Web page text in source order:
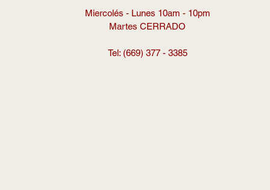
Miercolés - Lunes 10am - 10pm
Martes CERRADO
Tel: (669) 377 - 3385